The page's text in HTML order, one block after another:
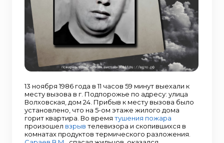
13 ноября 1986 года в 11 часов 59 минут выехали к
месту вызова в г. Подпорожье по адресу: улица
Волховская, дом 24. Прибыв к месту вызова было
установлено, что на 5-ом этаже жилого дома
горит квартира. Во время тушения пожара
произошел взрыв телевизора и скопившихся в
комнатах продуктов термического разложения.